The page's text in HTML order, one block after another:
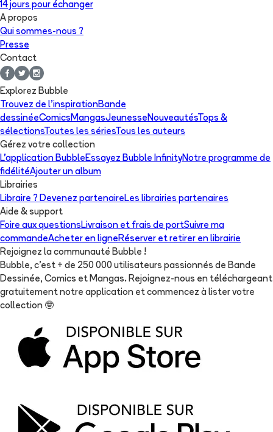
14 jours pour échanger
A propos
Qui sommes-nous ?
Presse
Contact
Explorez Bubble
Trouvez de l'inspirationBande
dessinéeComicsMangasJeunesseNouveautésTops &
sélectionsToutes les sériesTous les auteurs
Gérez votre collection
L'application BubbleEssayez Bubble InfinityNotre programme de
fidélitéAjouter un album
Librairies
Libraire ? Devenez partenaireLes librairies partenaires
Aide & support
Foire aux questionsLivraison et frais de portSuivre ma
commandeAcheter en ligneRéserver et retirer en librairie
Rejoignez la communauté Bubble !
Bubble, c'est + de 250 000 utilisateurs passionnés de Bande
Dessinée, Comics et Mangas. Rejoignez-nous en téléchargeant
gratuitement notre application et commencez à lister votre
collection 🤓